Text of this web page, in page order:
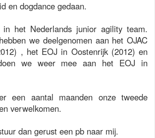
en dogdance gedaan.
het Nederlands junior agility team.
we deelgenomen aan het OJAC
, het EOJ in Oostenrijk (2012) en
we weer mee aan het EOJ in
een aantal maanden onze tweede
verwelkomen.
dan gerust een pb naar mij.